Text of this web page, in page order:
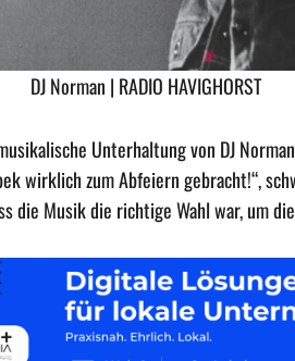
DJ Norman | RADIO HAVIGHORST
Unterhaltung von DJ
wirklich zum Abfeiern gebracht!“,
die Musik die richtige Wahl war, um